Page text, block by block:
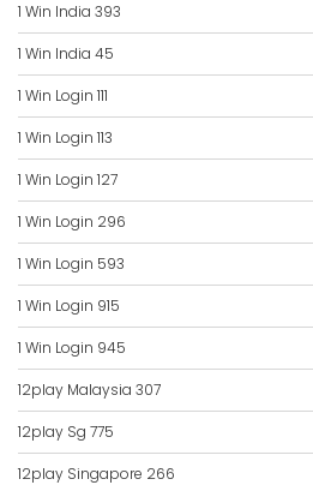
1 Win India 393
1 Win India 45
1 Win Login 111
1 Win Login 113
1 Win Login 127
1 Win Login 296
1 Win Login 593
1 Win Login 915
1 Win Login 945
12play Malaysia 307
12play Sg 775
12play Singapore 266